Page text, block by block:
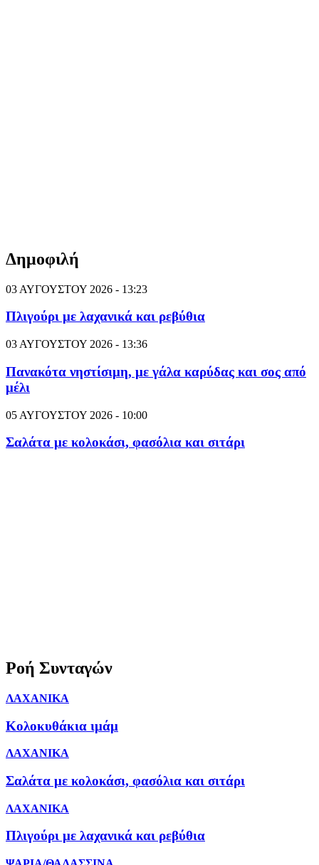
Δημοφιλή
03 ΑΥΓΟΥΣΤΟΥ 2026 - 13:23
Πλιγούρι με λαχανικά και ρεβύθια
03 ΑΥΓΟΥΣΤΟΥ 2026 - 13:36
Πανακότα νηστίσιμη, με γάλα καρύδας και σος από
μέλι
05 ΑΥΓΟΥΣΤΟΥ 2026 - 10:00
Σαλάτα με κολοκάσι, φασόλια και σιτάρι
Ροή Συνταγών
ΛΑΧΑΝΙΚΑ
Κολοκυθάκια ιμάμ
ΛΑΧΑΝΙΚΑ
Σαλάτα με κολοκάσι, φασόλια και σιτάρι
ΛΑΧΑΝΙΚΑ
Πλιγούρι με λαχανικά και ρεβύθια